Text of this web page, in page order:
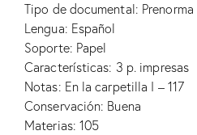
Tipo de documental: Prenorma
Lengua: Español
Soporte: Papel
Características: 3 p. impresas
Notas: En la carpetilla I – 117
Conservación: Buena
Materias: 105